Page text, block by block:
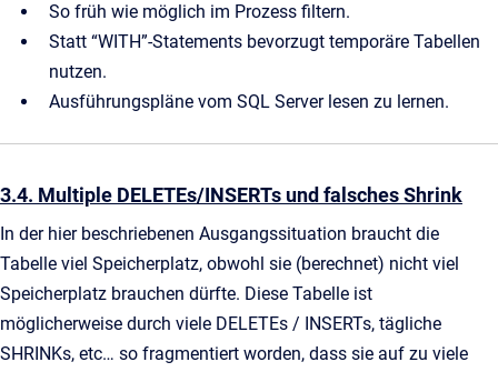
So früh wie möglich im Prozess filtern.
Statt “WITH”-Statements bevorzugt temporäre Tabellen
nutzen.
Ausführungspläne vom SQL Server lesen zu lernen.
3.4. Multiple DELETEs/INSERTs und falsches Shrink
In der hier beschriebenen Ausgangssituation braucht die
Tabelle viel Speicherplatz, obwohl sie (berechnet) nicht viel
Speicherplatz brauchen dürfte. Diese Tabelle ist
möglicherweise durch viele DELETEs / INSERTs, tägliche
SHRINKs, etc… so fragmentiert worden, dass sie auf zu viele